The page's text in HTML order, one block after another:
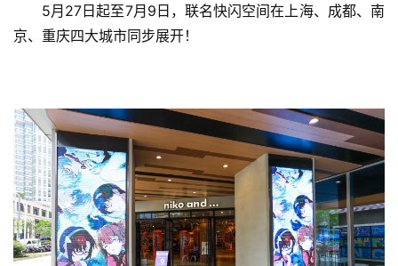
5月27日起至7月9日，联名快闪空间在上海、成都、南
京、重庆四大城市同步展开！